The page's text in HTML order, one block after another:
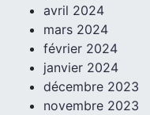
avril 2024
mars 2024
février 2024
janvier 2024
décembre 2023
novembre 2023